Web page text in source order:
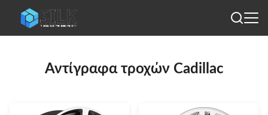
Αντίγραφα τροχών Cadillac